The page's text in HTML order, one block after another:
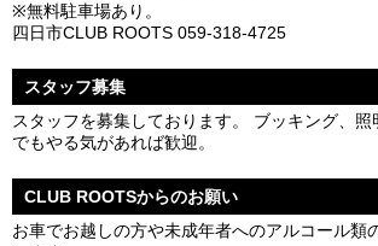
※無料駐車場あり。
四日市CLUB ROOTS 059-318-4725
スタッフ募集
スタッフを募集しております。 ブッキング、
でもやる気があれば歓迎。
CLUB ROOTSからのお願い
お車でお越しの方や未成年者へのアルコール類